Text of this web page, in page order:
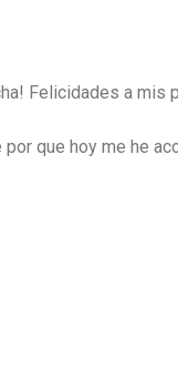
Felicidades a mis
que hoy me he